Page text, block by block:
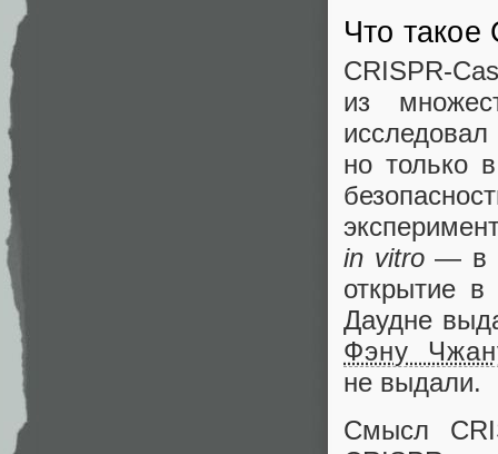
Что такое
из
но только
in vitro— в
открытие
Даудне
Фэну
не выдали.
Смысл